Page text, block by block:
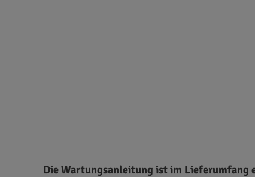
Die Wartungsanleitung ist im Lieferumfang